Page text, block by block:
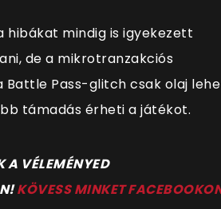
hibákat mindig is igyekezett
de a mikrotranzakciós
Battle Pass-glitch csak olaj
támadás érheti a játékot.
A VÉLEMÉNYED
KÖVESS MINKET